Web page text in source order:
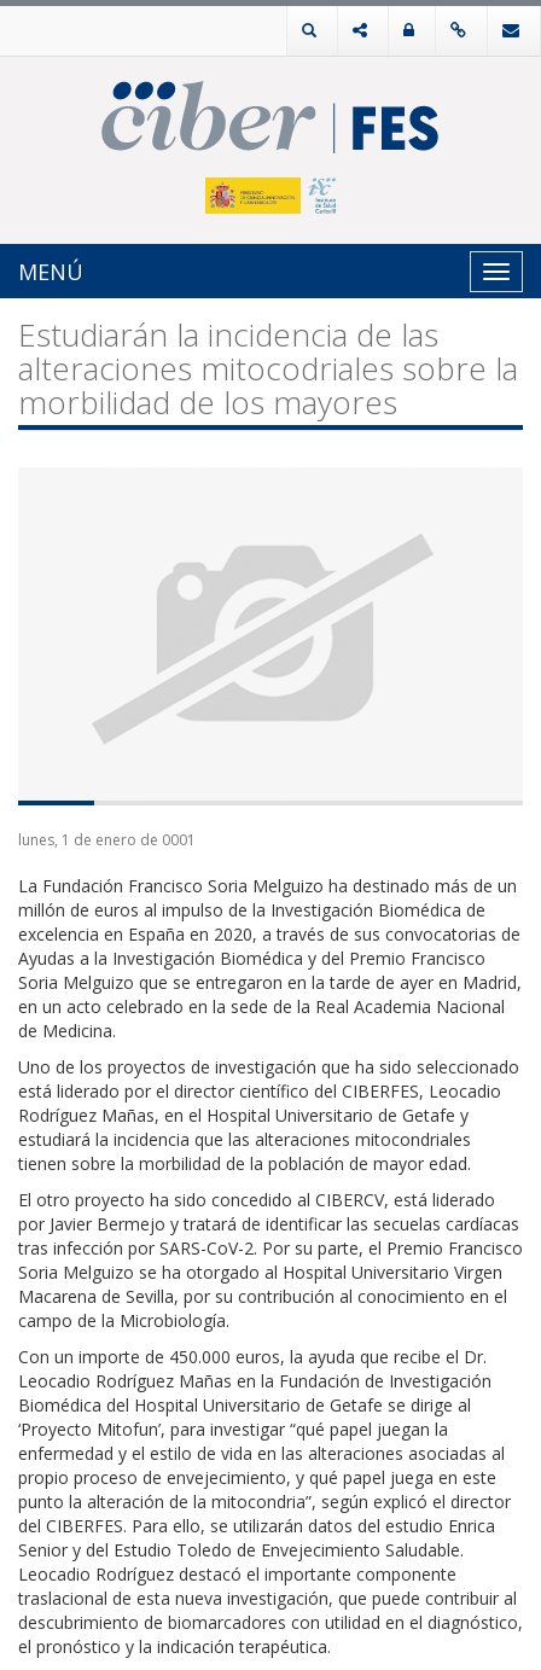
MENÚ
Estudiarán la incidencia de las
alteraciones mitocodriales sobre la
morbilidad de los mayores
lunes, 1 de enero de 0001
La Fundación Francisco Soria Melguizo ha destinado más de un
millón de euros al impulso de la Investigación Biomédica de
excelencia en España en 2020, a través de sus convocatorias de
Ayudas a la Investigación Biomédica y del Premio Francisco
Soria Melguizo que se entregaron en la tarde de ayer en Madrid,
en un acto celebrado en la sede de la Real Academia Nacional
de Medicina.
Uno de los proyectos de investigación que ha sido seleccionado
está liderado por el director científico del CIBERFES, Leocadio
Rodríguez Mañas, en el Hospital Universitario de Getafe y
estudiará la incidencia que las alteraciones mitocondriales
tienen sobre la morbilidad de la población de mayor edad.
El otro proyecto ha sido concedido al CIBERCV, está liderado
por Javier Bermejo y tratará de identificar las secuelas cardíacas
tras infección por SARS-CoV-2. Por su parte, el Premio Francisco
Soria Melguizo se ha otorgado al Hospital Universitario Virgen
Macarena de Sevilla, por su contribución al conocimiento en el
campo de la Microbiología.
Con un importe de 450.000 euros, la ayuda que recibe el Dr.
Leocadio Rodríguez Mañas en la Fundación de Investigación
Biomédica del Hospital Universitario de Getafe se dirige al
‘Proyecto Mitofun’, para investigar “qué papel juegan la
enfermedad y el estilo de vida en las alteraciones asociadas al
propio proceso de envejecimiento, y qué papel juega en este
punto la alteración de la mitocondria”, según explicó el director
del CIBERFES. Para ello, se utilizarán datos del estudio Enrica
Senior y del Estudio Toledo de Envejecimiento Saludable.
Leocadio Rodríguez destacó el importante componente
traslacional de esta nueva investigación, que puede contribuir al
descubrimiento de biomarcadores con utilidad en el diagnóstico,
el pronóstico y la indicación terapéutica.